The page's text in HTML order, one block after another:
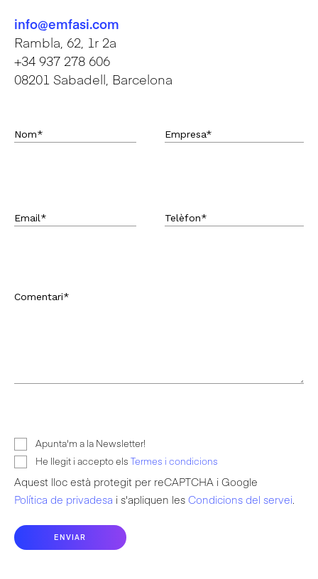
info@emfasi.com
Rambla, 62, 1r 2a
+34 937 278 606
08201 Sabadell, Barcelona
Nom* Empresa*
Email* Telèfon*
Comentari*
Apunta'm a la Newsletter!
He llegit i accepto els Termes i condicions
Aquest lloc està protegit per reCAPTCHA i Google
Política de privadesa i s'apliquen les Condicions del servei